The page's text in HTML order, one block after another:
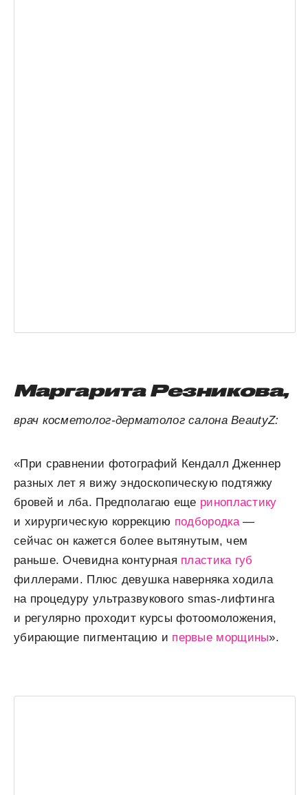
Маргарита Резникова,
врач косметолог-дерматолог салона BeautyZ:
«При сравнении фотографий Кендалл Дженнер
разных лет я вижу эндоскопическую подтяжку
бровей и лба. Предполагаю еще ринопластику
и хирургическую коррекцию подбородка—
сейчас он кажется более вытянутым, чем
раньше. Очевидна контурная пластика губ
филлерами. Плюс девушка наверняка ходила
на процедуру ультразвукового smas-лифтинга
и регулярно проходит курсы фотоомоложения,
убирающие пигментацию и первые морщины».